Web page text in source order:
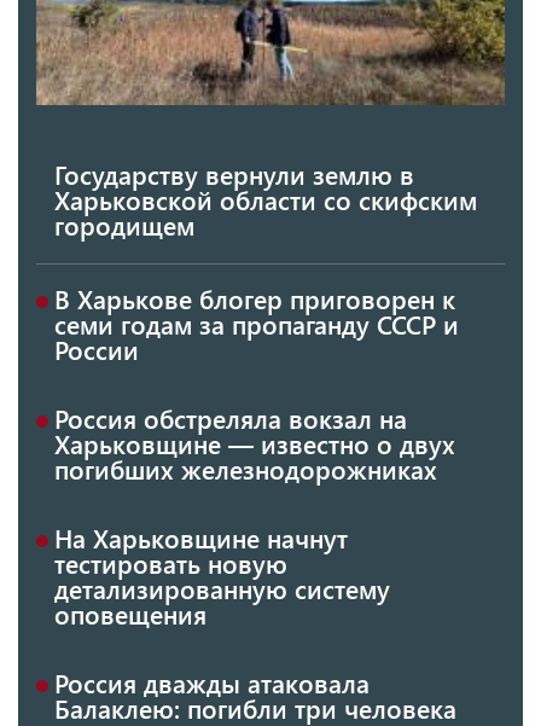
Государству вернули землю в
Харьковской области со скифским
городищем
В Харькове блогер приговорен к
семи годам за пропаганду СССР и
России
Россия обстреляла вокзал на
Харьковщине — известно о двух
погибших железнодорожниках
На Харьковщине начнут
тестировать новую
детализированную систему
оповещения
Россия дважды атаковала
Балаклею: погибли три человека